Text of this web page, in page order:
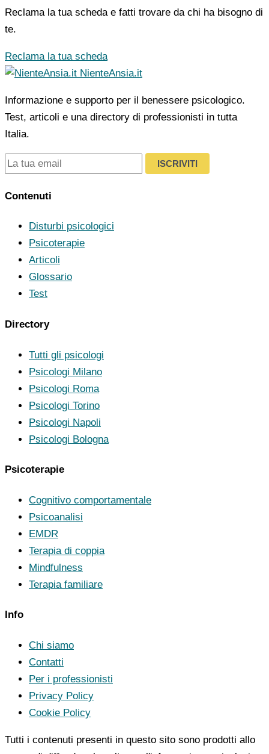
Reclama la tua scheda e fatti trovare da chi ha bisogno di
te.
Reclama la tua scheda
NienteAnsia.it
Informazione e supporto per il benessere psicologico.
Test, articoli e una directory di professionisti in tutta
Italia.
ISCRIVITI
Contenuti
Disturbi psicologici
Psicoterapie
Articoli
Glossario
Test
Directory
Tutti gli psicologi
Psicologi Milano
Psicologi Roma
Psicologi Torino
Psicologi Napoli
Psicologi Bologna
Psicoterapie
Cognitivo comportamentale
Psicoanalisi
EMDR
Terapia di coppia
Mindfulness
Terapia familiare
Info
Chi siamo
Contatti
Per i professionisti
Privacy Policy
Cookie Policy
Tutti i contenuti presenti in questo sito sono prodotti allo